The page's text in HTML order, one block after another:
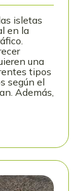
isletas
en la
una
tipos
según el
Además,